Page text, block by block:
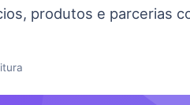
produtos e parcerias